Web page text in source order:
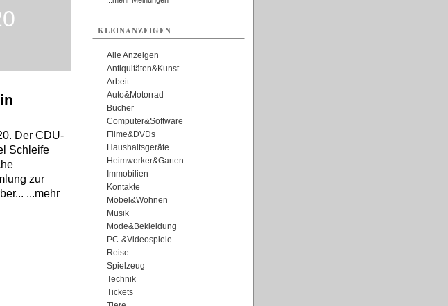
Der CDU-
Schleife
zur
...mehr
KLEINANZEIGEN
Alle Anzeigen
Antiquitäten&Kunst
Arbeit
Auto&Motorrad
Bücher
Computer&Software
Filme&DVDs
Haushaltsgeräte
Heimwerker&Garten
Immobilien
Kontakte
Möbel&Wohnen
Musik
Mode&Bekleidung
PC-&Videospiele
Reise
Spielzeug
Technik
Tickets